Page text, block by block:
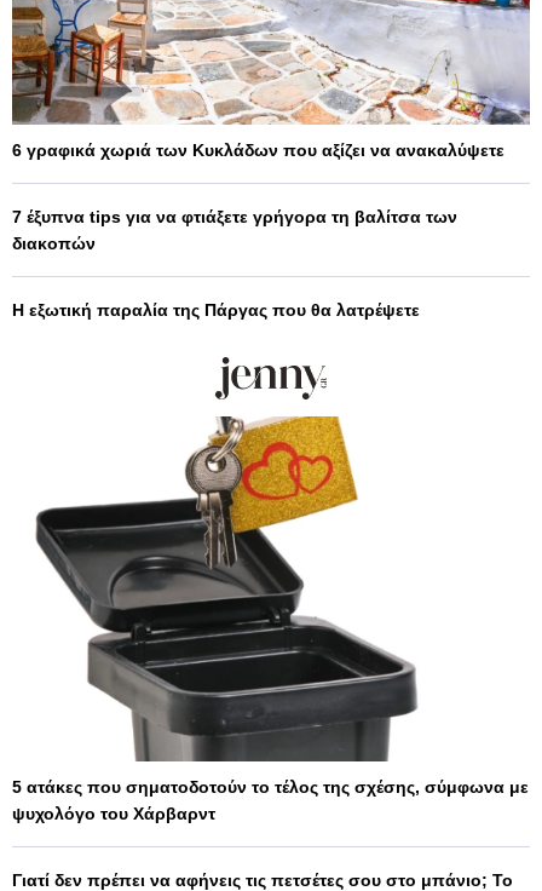
6 γραφικά χωριά των Κυκλάδων που αξίζει να ανακαλύψετε
7 έξυπνα tips για να φτιάξετε γρήγορα τη βαλίτσα των
διακοπών
Η εξωτική παραλία της Πάργας που θα λατρέψετε
5 ατάκες που σηματοδοτούν το τέλος της σχέσης, σύμφωνα με
ψυχολόγο του Χάρβαρντ
Γιατί δεν πρέπει να αφήνεις τις πετσέτες σου στο μπάνιο; Το